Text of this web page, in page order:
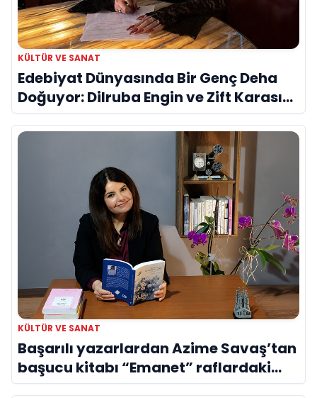
KÜLTÜR VE SANAT
Edebiyat Dünyasında Bir Genç Deha
Doğuyor: Dilruba Engin ve Zift Karası
Evreni ‘AVENOİR’
KÜLTÜR VE SANAT
Başarılı yazarlardan Azime Savaş’tan
başucu kitabı “Emanet” raflardaki
yerini aldı